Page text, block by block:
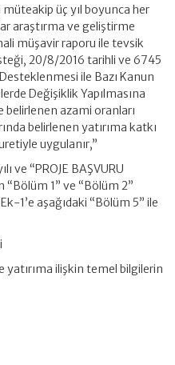
üç yıl boyunca her
araştırma ve geliştirme
müşavir raporu ile tevsik
20/8/2016 tarihli ve 6745
Desteklenmesi ile Bazı Kanun
Değişiklik Yapılmasına
azami oranları
belirlenen yatırıma katkı
uygulanır,”
ve “PROJE BAŞVURU
“Bölüm 1” ve “Bölüm 2”
1’e aşağıdaki “Bölüm 5” ile
yatırıma ilişkin temel bilgilerin